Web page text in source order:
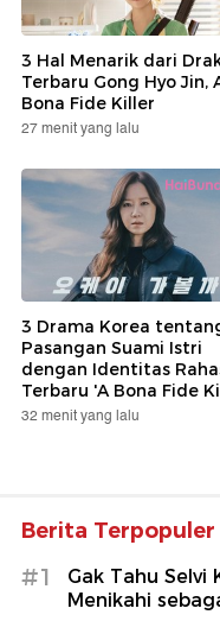
3 Hal Menarik dari
Terbaru Gong Hyo Jin,
Bona Fide Killer
27 menit yang lalu
3 Drama Korea
Pasangan Suami Istri
dengan Identitas
Terbaru 'A Bona Fide
32 menit yang lalu
Berita Terpopuler
#1
Gak Tahu Selvi
Menikahi